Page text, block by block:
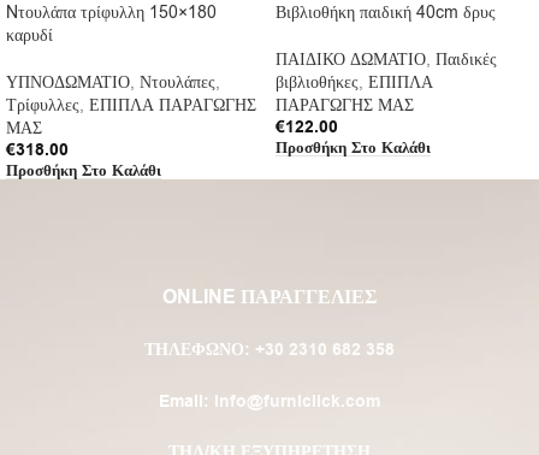
Nτουλάπα τρίφυλλη 150×180
καρυδί
ΥΠΝΟΔΩΜΑΤΙΟ, Ντουλάπες,
Τρίφυλλες, ΕΠΙΠΛΑ ΠΑΡΑΓΩΓΗΣ
ΜΑΣ
€318.00
Προσθήκη Στο Καλάθι
Βιβλιοθήκη παιδική 40cm δρυς
ΠΑΙΔΙΚΟ ΔΩΜΑΤΙΟ, Παιδικές
βιβλιοθήκες, ΕΠΙΠΛΑ
ΠΑΡΑΓΩΓΗΣ ΜΑΣ
€122.00
Προσθήκη Στο Καλάθι
ONLINE ΠΑΡΑΓΓΕΛΙΕΣ
ΤΗΛΈΦΩΝΟ: +30 2310 682 358
Email: info@furniclick.com